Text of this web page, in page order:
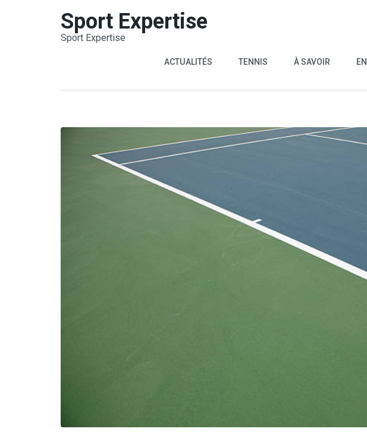
Sport Expertise
Sport Expertise
ACTUALITÉS TENNIS À SAVOIR